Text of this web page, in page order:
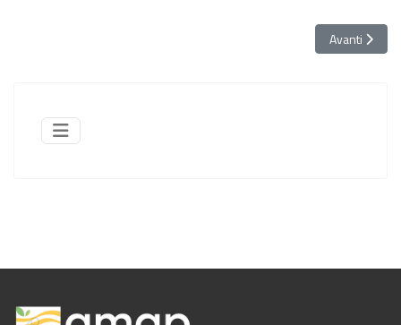
Articolo
Avanti